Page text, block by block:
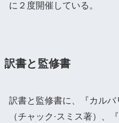
に２度開催している。
訳書と監修書
訳書と監修書に、『カルバ
（チャック·スミス著）、